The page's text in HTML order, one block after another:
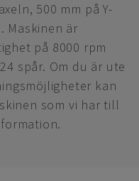
500 mm på Y-
Maskinen är
på 8000 rpm
spår. Om du är ute
kan
som vi har till